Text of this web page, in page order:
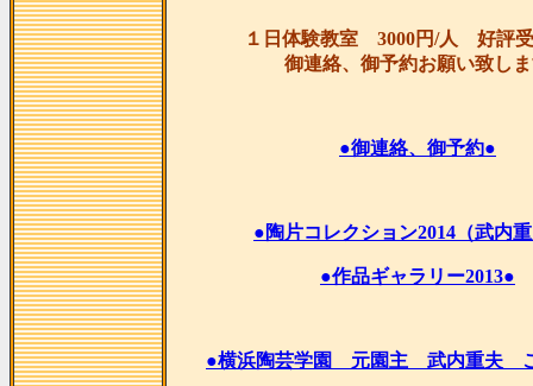
１日体験教室 3000円/人 好評
御連絡、御予約お願い致し
●御連絡、御予約●
●陶片コレクション2014（武内
●作品ギャラリー2013●
●横浜陶芸学園 元園主 武内重夫